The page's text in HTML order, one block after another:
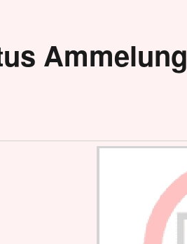
Ammelung